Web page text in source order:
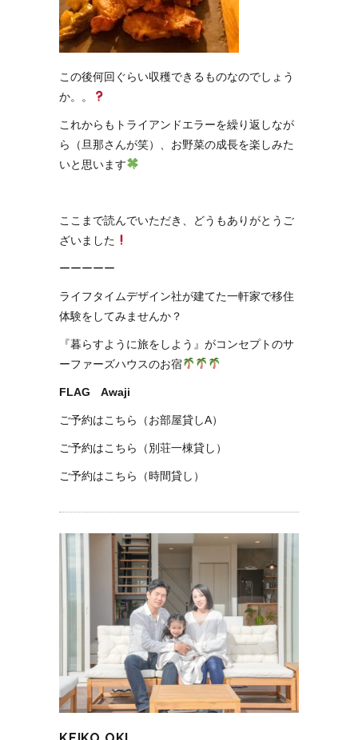
この後何回ぐらい収穫できるものなのでしょう
か。。
これからもトライアンドエラーを繰り返しなが
ら（旦那さんが笑）、お野菜の成長を楽しみた
いと思います
ここまで読んでいただき、どうもありがとうご
ざいました
ーーーーー
ライフタイムデザイン社が建てた一軒家で移住
体験をしてみませんか？
『暮らすように旅をしよう』がコンセプトのサ
ーファーズハウスのお宿
FLAG Awaji
ご予約はこちら（お部屋貸しA）
ご予約はこちら（別荘一棟貸し）
ご予約はこちら（時間貸し）